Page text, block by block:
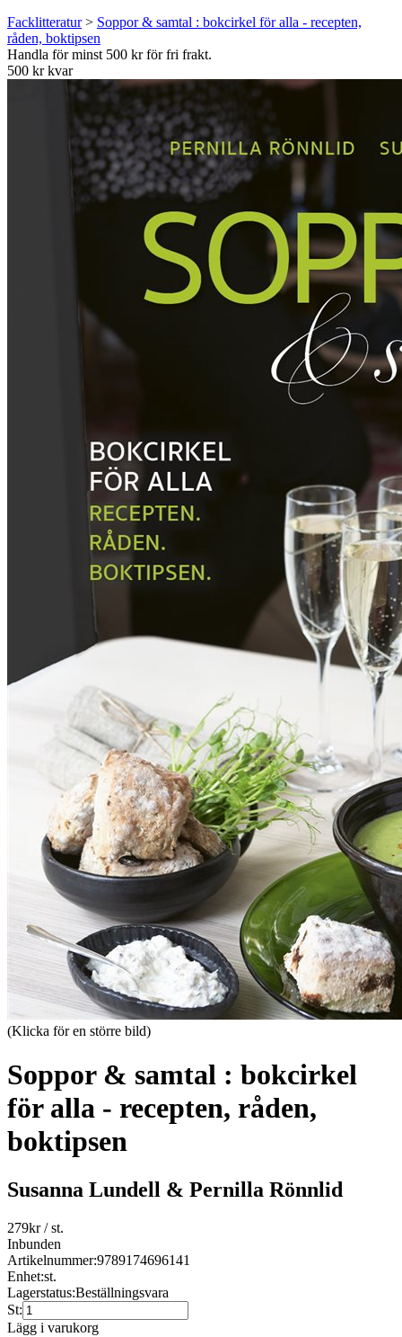
Facklitteratur> Soppor & samtal : bokcirkel för alla - recepten,
råden, boktipsen
Handla för minst 500 kr för fri frakt.
500 kr kvar
(Klicka för en större bild)
Soppor & samtal : bokcirkel
för alla - recepten, råden,
boktipsen
Susanna Lundell & Pernilla Rönnlid
279kr/ st.
Inbunden
Artikelnummer:9789174696141
Enhet:st.
Lagerstatus:Beställningsvara
St:
Lägg i varukorg